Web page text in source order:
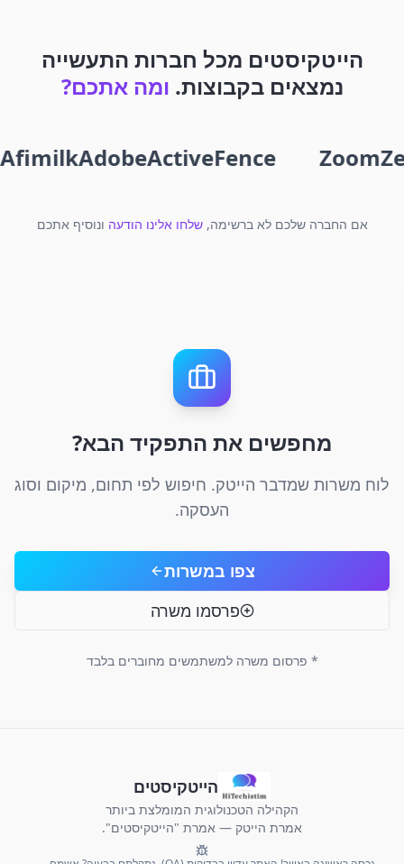
הייטקיסטים מכל חברות התעשייה
נמצאים בקבוצות. ומה אתכם?
ActiveFence
Adobe Zoom
אם החברה שלכם לא ברשימה,שלחו אלינו הודעה ונוסיף אתכם
מחפשים את התפקיד הבא?
לוח משרות שמדבר הייטק. חיפוש לפי תחום, מיקום וסוג
העסקה.
צפו במשרות
פרסמו משרה
* פרסום משרה למשתמשים מחוברים בלבד
הייטקיסטים
הקהילה הטכנולוגית המומלצת ביותר
אמרת הייטק — אמרת "הייטקיסטים".